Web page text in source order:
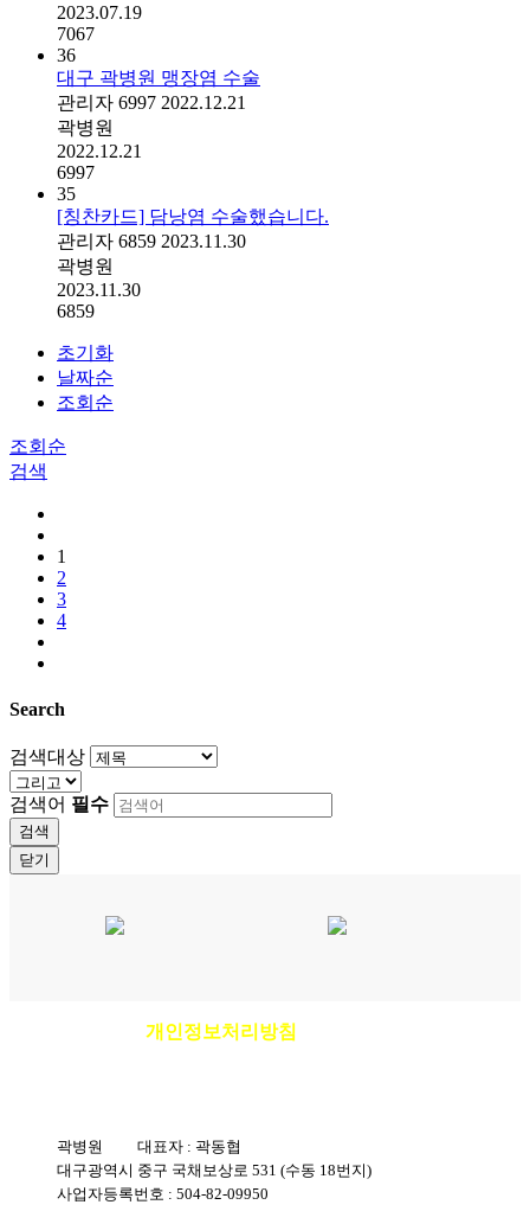
2023.07.19
7067
36
대구 곽병원 맹장염 수술
관리자 6997 2022.12.21
곽병원
2022.12.21
6997
35
[칭찬카드] 담낭염 수술했습니다.
관리자 6859 2023.11.30
곽병원
2023.11.30
6859
초기화
날짜순
조회순
조회순
검색
1
2
3
4
Search
검색대상
검색어 필수
검색
닫기
개인정보처리방침
곽병원 대표자 : 곽동협
대구광역시 중구 국채보상로 531 (수동 18번지)
사업자등록번호 : 504-82-09950